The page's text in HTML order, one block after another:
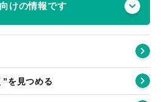
けの情報です
”を見つめる